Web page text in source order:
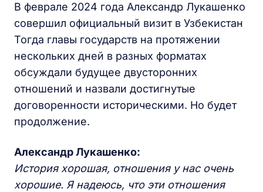
В феврале 2024 года Александр Лукашенко
совершил официальный визит в Узбекистан
Тогда главы государств на протяжении
нескольких дней в разных форматах
обсуждали будущее двусторонних
отношений и назвали достигнутые
договоренности историческими. Но будет
продолжение.
Александр Лукашенко:
История хорошая, отношения у нас очень
хорошие. Я надеюсь, что эти отношения